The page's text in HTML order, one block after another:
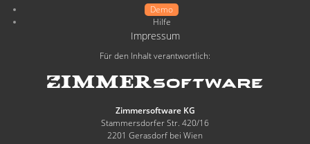
Demo
Hilfe
Impressum
Für den Inhalt verantwortlich:
Zimmersoftware KG
Stammersdorfer Str. 420/16
2201 Gerasdorf bei Wien